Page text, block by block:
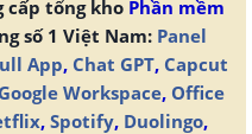
cấp tổng kho Phần mềm
số 1 Việt Nam: Panel
App, Chat GPT, Capcut
Google Workspace, Office
, Spotify, Duolingo,